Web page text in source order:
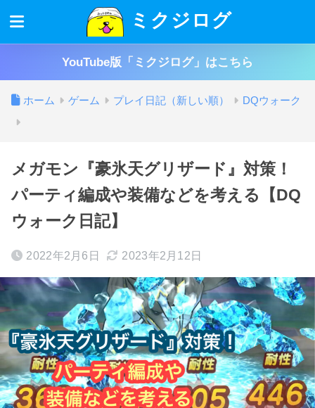
ミクジログ
YouTube版「ミクジログ」はこちら
ホーム ゲーム プレイ日記（新しい順） DQウォーク
メガモン『豪氷天グリザード』対策！
パーティ編成や装備などを考える【DQ
ウォーク日記】
2022年2月6日 2023年2月12日